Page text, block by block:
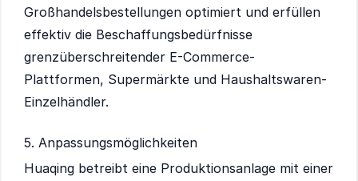
Großhandelsbestellungen optimiert und erfüllen
effektiv die Beschaffungsbedürfnisse
grenzüberschreitender E-Commerce-
Plattformen, Supermärkte und Haushaltswaren-
Einzelhändler.
5. Anpassungsmöglichkeiten
Huaqing betreibt eine Produktionsanlage mit einer